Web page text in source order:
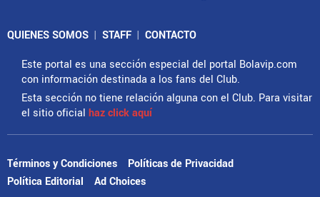
QUIENES SOMOS | STAFF | CONTACTO
Este portal es una sección especial del portal Bolavip.com
con información destinada a los fans del Club.
Esta sección no tiene relación alguna con el Club. Para visitar
el sitio oficial haz click aquí
Términos y Condiciones
Políticas de Privacidad
Política Editorial
Ad Choices